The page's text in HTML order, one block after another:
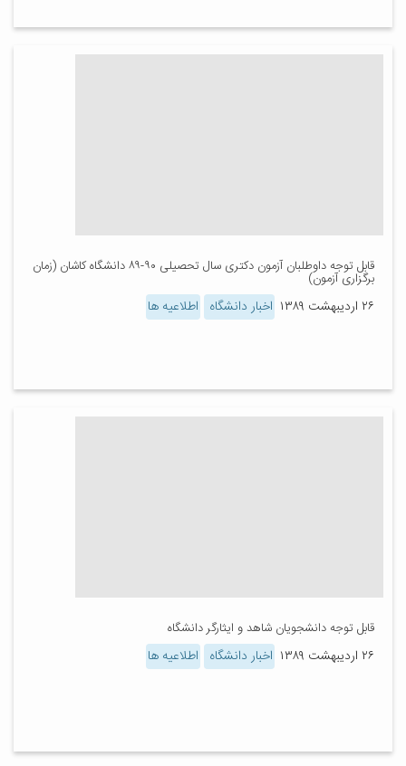
قابل توجه داوطلبان آزمون دکتری سال تحصیلی ۹۰-۸۹ دانشگاه کاشان (زمان
برگزاری آزمون)
۲۶ اردیبهشت ۱۳۸۹ اخبار دانشگاه اطلاعیه ها
قابل توجه دانشجویان شاهد و ایثارگر دانشگاه
۲۶ اردیبهشت ۱۳۸۹ اخبار دانشگاه اطلاعیه ها